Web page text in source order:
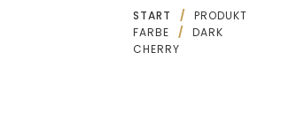
START /
PRODUKT
FARBE
/
DARK
CHERRY